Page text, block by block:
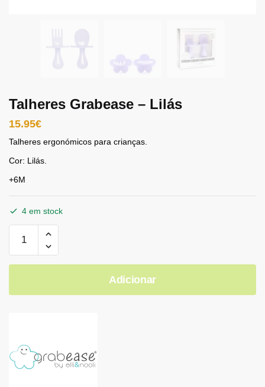
Talheres Grabease – Lilás
15.95€
Talheres ergonómicos para crianças.
Cor: Lilás.
+6M
4 em stock
Adicionar